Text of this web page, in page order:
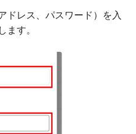
ドレス、パスワード）を入
す。